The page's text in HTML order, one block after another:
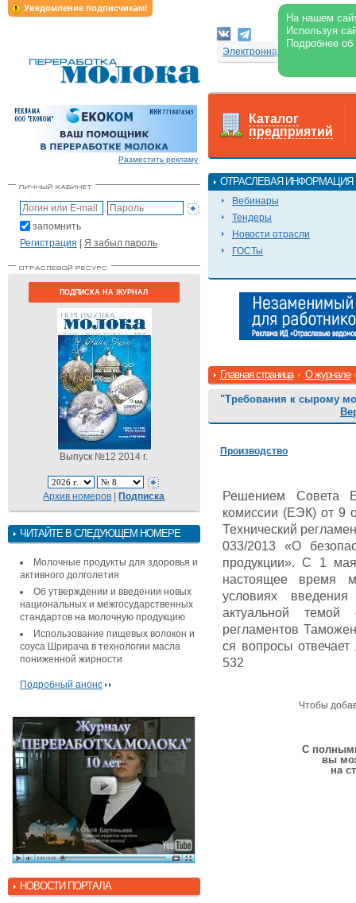
Уведомление подписчикам!
На нашем
Используя
Подробнее
Электронная версия
Разместить рекламу
запомнить
Регистрация | Я забыл пароль
ПОДПИСКА НА ЖУРНАЛ
Выпуск №12 2014 г.
Архив номеров |Подписка
ЧИТАЙТЕ В СЛЕДУЮЩЕМ НОМЕРЕ
Молочные продукты для здоровья и
активного долголетия
Об утверждении и введении новых
национальных и межгосударственных
стандартов на молочную продукцию
Использование пищевых волокон и
соуса Шрирача в технологии масла
пониженной жирности
Подробный анонс
НОВОСТИ ПОРТАЛА
Каталог
предприятий
ОТРАСЛЕВАЯ ИНФОРМАЦИЯ
Вебинары
Тендеры
Новости отрасли
ГОСТы
Главная страница О журнале
"Требования к сырому
Производство
Решением Совета
комиссии (ЕЭК) от 9
Технический
033/2013 «О
продукции». С 1
настоящее время
условиях
актуальной темой
регламентов
ся вопросы
532
Чтобы
С
вы
на